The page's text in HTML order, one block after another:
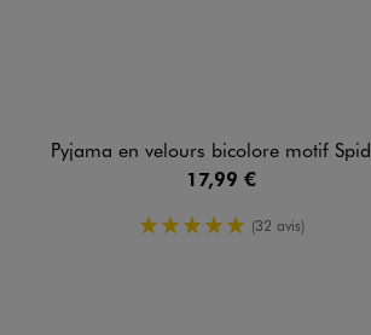
Pyjama en velours bicolore motif Spidey garçon - Marvel
17,99 €
5/5 de moyenne
(32 avis)